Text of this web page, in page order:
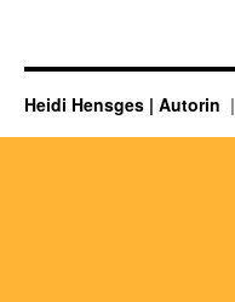
Heidi Hensges | Autorin